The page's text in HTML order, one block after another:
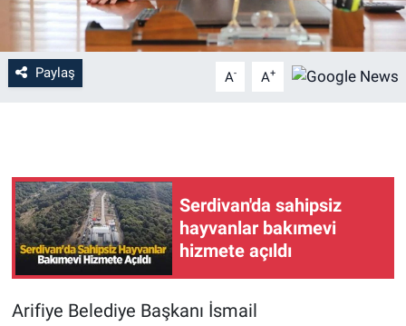
Paylaş A- A+
Serdivan'da sahipsiz
hayvanlar bakımevi
hizmete açıldı
Arifiye Belediye Başkanı İsmail